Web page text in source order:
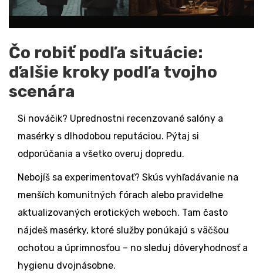
Čo robiť podľa situácie:
ďalšie kroky podľa tvojho
scenára
Si nováčik? Uprednostni recenzované salóny a
masérky s dlhodobou reputáciou. Pýtaj si
odporúčania a všetko overuj dopredu.
Nebojíš sa experimentovať? Skús vyhľadávanie na
menších komunitných fórach alebo pravideľne
aktualizovaných erotických weboch. Tam často
nájdeš masérky, ktoré služby ponúkajú s väčšou
ochotou a úprimnosťou – no sleduj dôveryhodnosť a
hygienu dvojnásobne.